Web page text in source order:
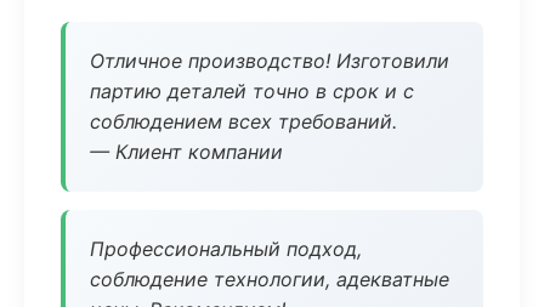
Отличное производство! Изготовили
партию деталей точно в срок и с
соблюдением всех требований.
— Клиент компании
Профессиональный подход,
соблюдение технологии, адекватные